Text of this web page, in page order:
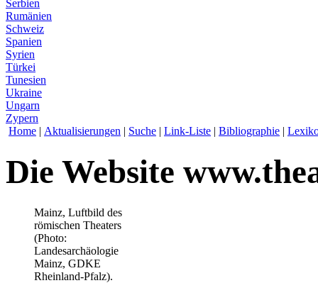
Serbien
Rumänien
Schweiz
Spanien
Syrien
Türkei
Tunesien
Ukraine
Ungarn
Zypern
Home | Aktualisierungen | Suche | Link-Liste | Bibliographie |
Die Website
Mainz, Luftbild des
römischen Theaters
(Photo:
Landesarchäologie
Mainz, GDKE
Rheinland-Pfalz).